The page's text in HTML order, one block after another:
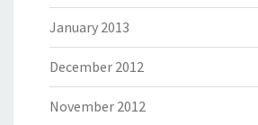
January 2013
December 2012
November 2012